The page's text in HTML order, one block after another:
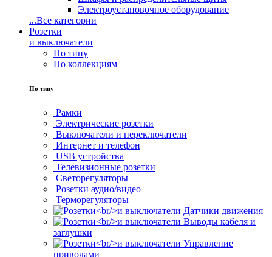
Электроустановочное оборудование
...Все категории
Розетки
и выключатели
По типу
По коллекциям
По типу
Рамки
Электрические розетки
Выключатели и переключатели
Интернет и телефон
USB устройства
Телевизионные розетки
Светорегуляторы
Розетки аудио/видео
Терморегуляторы
Датчики движения
Выводы кабеля и
заглушки
Управление
приводами